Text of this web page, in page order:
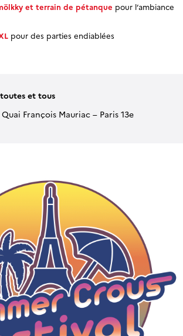
et terrain de pétanque pour l’ambiance
pour des parties endiablées
et tous
François Mauriac – Paris 13e